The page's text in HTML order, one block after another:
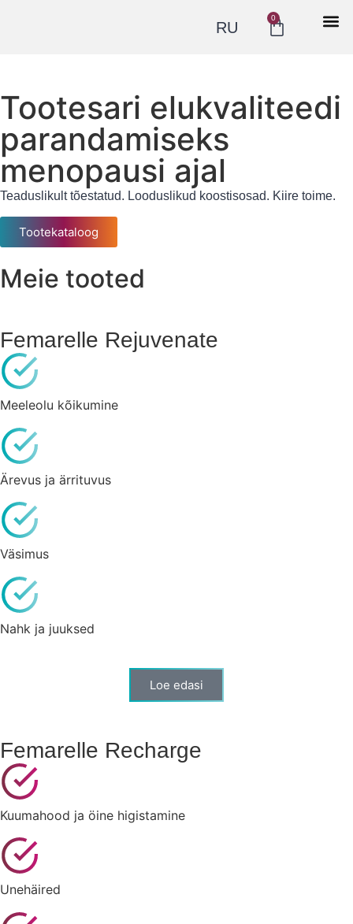
RU
0
Tootesari elukvaliteedi
parandamiseks
menopausi ajal
Teaduslikult tõestatud. Looduslikud koostisosad. Kiire toime.
Tootekataloog
Meie tooted
Femarelle Rejuvenate
Meeleolu kõikumine
Ärevus ja ärrituvus
Väsimus
Nahk ja juuksed
Loe edasi
Femarelle Recharge
Kuumahood ja öine higistamine
Unehäired